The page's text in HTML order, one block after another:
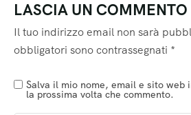
LASCIA UN COMMENTO
Il tuo indirizzo email non sarà
obbligatori sono contrassegnati *
Salva il mio nome, email e sito web
la prossima volta che commento.